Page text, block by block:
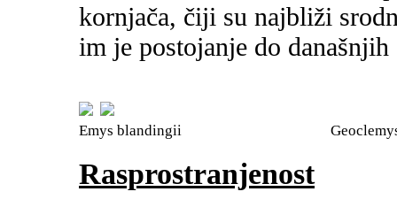
kornjača, čiji su najbliži
im je postojanje do današnjih
Emys blandingii Geoclemys
Rasprostranjenost